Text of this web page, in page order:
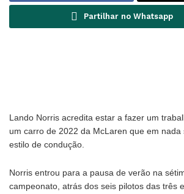
Partilhar no Whatsapp
Lando Norris acredita estar a fazer um
um carro de 2022 da McLaren que em nada
estilo de condução.
Norris entrou para a pausa de verão na
campeonato, atrás dos seis pilotos das três